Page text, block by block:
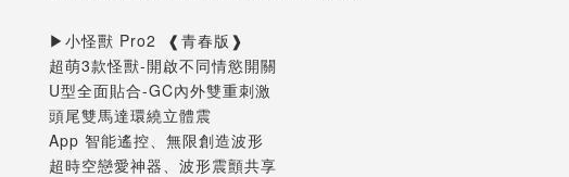
▶小怪獸 Pro2  ❰青春版❱
超萌3款怪獸-開啟不同情慾開關
U型全面貼合-GC內外雙重刺激
頭尾雙馬達環繞立體震
App 智能遙控、無限創造波形
超時空戀愛神器、波形震顫共享